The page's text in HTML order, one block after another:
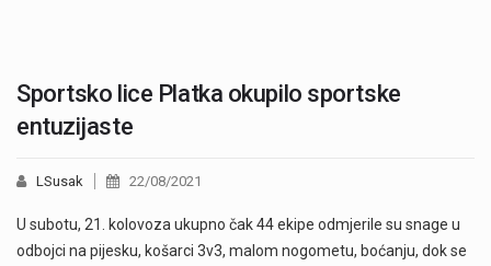
Sportsko lice Platka okupilo sportske
entuzijaste
LSusak 22/08/2021
U subotu, 21. kolovoza ukupno čak 44 ekipe odmjerile su snage u
odbojci na pijesku, košarci 3v3, malom nogometu, boćanju, dok se